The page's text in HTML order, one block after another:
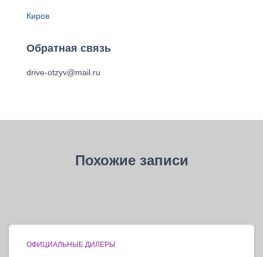
Киров
Обратная связь
drive-otzyv@mail.ru
Похожие записи
ОФИЦИАЛЬНЫЕ ДИЛЕРЫ